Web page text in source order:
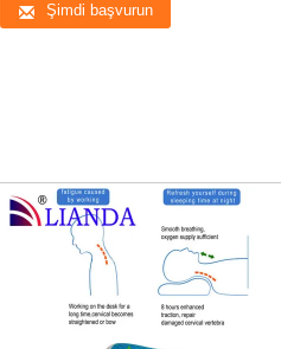
Şimdi başvurun